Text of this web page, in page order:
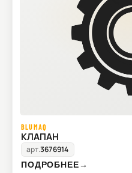
BLUMAQ
КЛАПАН
арт.3676914
ПОДРОБНЕЕ→